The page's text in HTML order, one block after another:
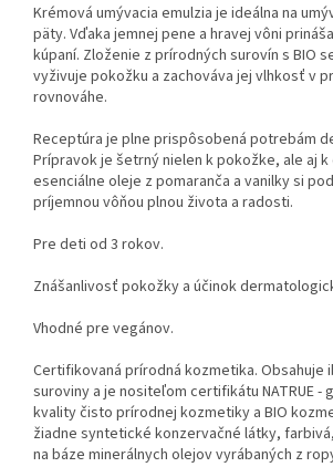
Krémová umývacia emulzia je ideálna na
päty. Vďaka jemnej pene a hravej vôni
kúpaní. Zloženie z prírodných surovín s BIO
vyživuje pokožku a zachováva jej vlhkosť v
rovnováhe.
Receptúra ​​je plne prispôsobená potrebám
Prípravok je šetrný nielen k pokožke, ale aj k
esenciálne oleje z pomaranča a vanilky si
príjemnou vôňou plnou života a radosti.
Pre deti od 3 rokov.
Znášanlivosť pokožky a účinok
Vhodné pre vegánov.
Certifikovaná prírodná kozmetika. Obsahuje
suroviny a je nositeľom certifikátu NATRUE -
kvality čisto prírodnej kozmetiky a BIO
žiadne syntetické konzervačné látky,
na báze minerálnych olejov vyrábaných z